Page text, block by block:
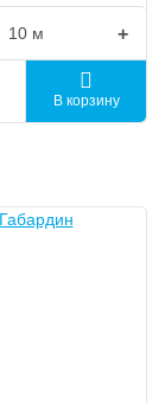
+
В корзину